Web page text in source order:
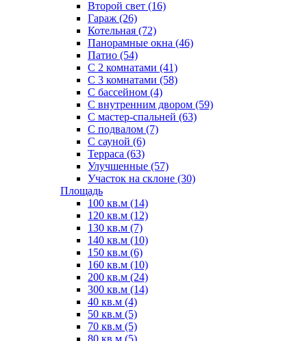
Второй свет (16)
Гараж (26)
Котельная (72)
Панорамные окна (46)
Патио (54)
С 2 комнатами (41)
С 3 комнатами (58)
С бассейном (4)
С внутренним двором (59)
С мастер-спальней (63)
С подвалом (7)
С сауной (6)
Терраса (63)
Улучшенные (57)
Участок на склоне (30)
Площадь
100 кв.м (14)
120 кв.м (12)
130 кв.м (7)
140 кв.м (10)
150 кв.м (6)
160 кв.м (10)
200 кв.м (24)
300 кв.м (14)
40 кв.м (4)
50 кв.м (5)
70 кв.м (5)
80 кв.м (5)